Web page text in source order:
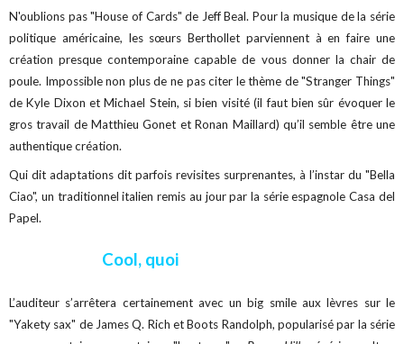
N'oublions pas "House of Cards" de Jeff Beal. Pour la musique de la série
politique américaine, les sœurs Berthollet parviennent à en faire une
création presque contemporaine capable de vous donner la chair de
poule. Impossible non plus de ne pas citer le thème de "Stranger Things"
de Kyle Dixon et Michael Stein, si bien visité (il faut bien sûr évoquer le
gros travail de Matthieu Gonet et Ronan Maillard) qu’il semble être une
authentique création.
Qui dit adaptations dit parfois revisites surprenantes, à l’instar du "Bella
Ciao", un traditionnel italien remis au jour par la série espagnole Casa del
Papel.
Cool, quoi
L’auditeur s’arrêtera certainement avec un big smile aux lèvres sur le
"Yakety sax" de James Q. Rich et Boots Randolph, popularisé par la série